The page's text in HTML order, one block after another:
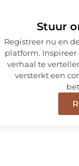
Stuur
Registreer nu en
platform.
verhaal te
versterkt een